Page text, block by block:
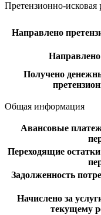
Претензионно-исковая
Направлено
Получено
Общая информация
Авансовые
Переходящие
Задолженность
Начислено за
текущему